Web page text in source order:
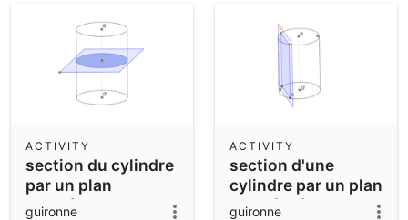
section du cylindre
par un plan
parallèle aux bases
ACTIVITY
guironne
section d'une
cylindre par un plan
parallèle à l'axe
ACTIVITY
guironne